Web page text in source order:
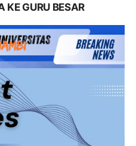
KE GURU BESAR